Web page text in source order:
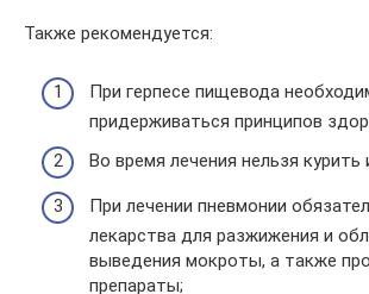
Также рекомендуется:
При герпесе пищевода
придерживаться принципов
Во время лечения нельзя курить
При лечении пневмонии
лекарства для разжижения и
выведения мокроты, а также
препараты;